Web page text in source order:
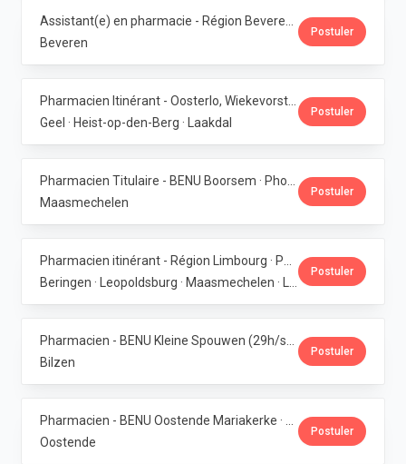
Beveren
Postuler
Geel · Heist-op-den-Berg · Laakdal
Postuler
Maasmechelen
Postuler
Postuler
Bilzen
Postuler
Oostende
Postuler